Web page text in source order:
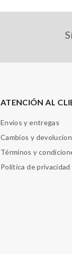
ATENCIÓN AL
Envíos y entregas
Cambios y
Términos y
Política de privacidad